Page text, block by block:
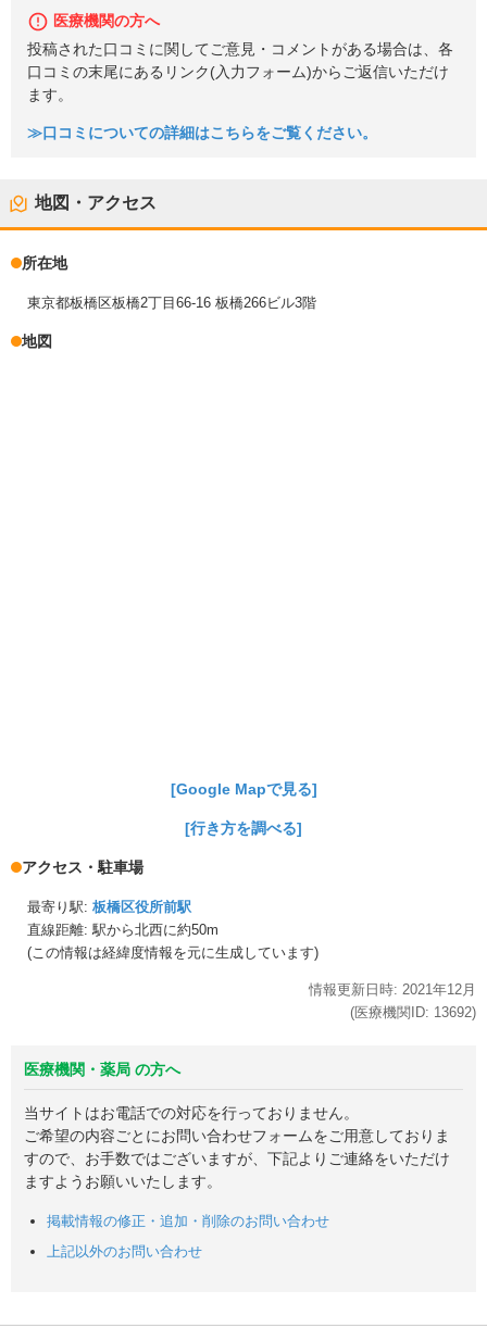
医療機関の方へ
投稿された口コミに関してご意見・コメントがある場合は、各
口コミの末尾にあるリンク(入力フォーム)からご返信いただけ
ます。
≫口コミについての詳細はこちらをご覧ください。
地図・アクセス
所在地
東京都板橋区板橋2丁目66-16 板橋266ビル3階
地図
[Google Mapで見る]
[行き方を調べる]
アクセス・駐車場
最寄り駅: 板橋区役所前駅
直線距離: 駅から北西に約50m
(この情報は経緯度情報を元に生成しています)
情報更新日時: 2021年12月
(医療機関ID: 13692)
医療機関・薬局 の方へ
当サイトはお電話での対応を行っておりません。
ご希望の内容ごとにお問い合わせフォームをご用意しておりま
すので、お手数ではございますが、下記よりご連絡をいただけ
ますようお願いいたします。
掲載情報の修正・追加・削除のお問い合わせ
上記以外のお問い合わせ